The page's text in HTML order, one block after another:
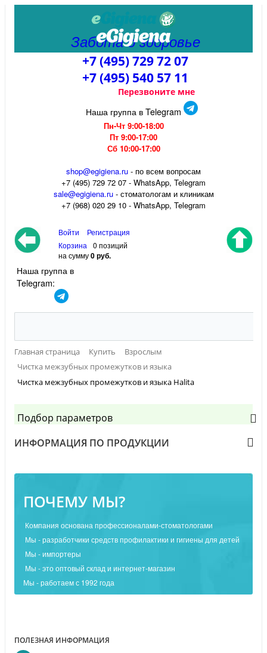
Забота о здоровье
+7 (495) 729 72 07
+7 (495) 540 57 11
Перезвоните мне
Наша группа в Telegram
Пн-Чт 9:00-18:00
Пт 9:00-17:00
Сб 10:00-17:00
shop@egigiena.ru - по всем вопросам
‎+7 (495) 729 72 07 - WhatsApp, Telegram
sale@egigiena.ru- стоматологам и клиникам
+7 (968) 020 29 10 - WhatsApp, Telegram
Войти
Регистрация
Корзина
0 позиций
на сумму0 руб.
Наша группа в
Telegram:
Главная страница Купить
Взрослым
Чистка межзубных промежутков и языка
Чистка межзубных промежутков и языка Halita
Подбор параметров
ИНФОРМАЦИЯ ПО ПРОДУКЦИИ
ПОЧЕМУ МЫ?
Компания основана профессионалами-стоматологами
Мы - разработчики средств профилактики и гигиены для детей
Мы - импортеры
Мы - это оптовый склад и интернет-магазин
Мы - работаем с 1992 года
ПОЛЕЗНАЯ ИНФОРМАЦИЯ